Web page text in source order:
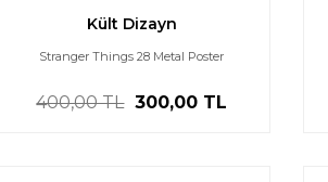
Kült Dizayn
Stranger Things 28 Metal Poster
400,00 TL 300,00 TL